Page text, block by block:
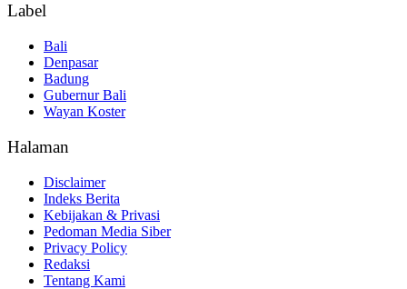
Label
Bali
Denpasar
Badung
Gubernur Bali
Wayan Koster
Halaman
Disclaimer
Indeks Berita
Kebijakan & Privasi
Pedoman Media Siber
Privacy Policy
Redaksi
Tentang Kami